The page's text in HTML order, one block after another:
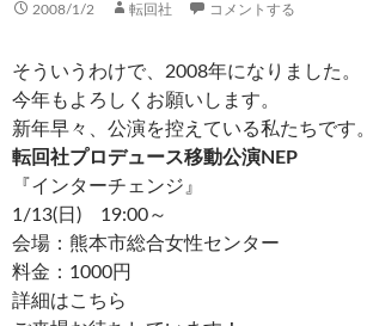
2008/1/2 転回社 コメントする
そういうわけで、2008年になりました。
今年もよろしくお願いします。
新年早々、公演を控えている私たちです。
転回社プロデュース移動公演NEP
『インターチェンジ』
1/13(日) 19:00～
会場：熊本市総合女性センター
料金：1000円
詳細はこちら